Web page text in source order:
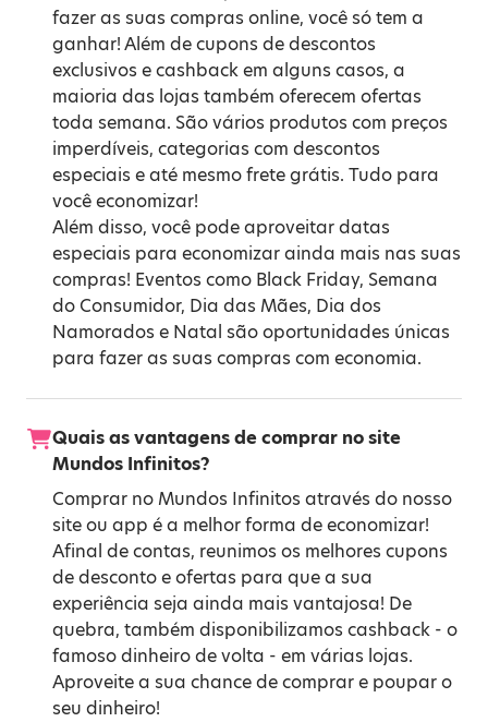
fazer as suas compras online, você só tem a
ganhar! Além de cupons de descontos
exclusivos e cashback em alguns casos, a
maioria das lojas também oferecem ofertas
toda semana. São vários produtos com preços
imperdíveis, categorias com descontos
especiais e até mesmo frete grátis. Tudo para
você economizar!
Além disso, você pode aproveitar datas
especiais para economizar ainda mais nas suas
compras! Eventos como Black Friday, Semana
do Consumidor, Dia das Mães, Dia dos
Namorados e Natal são oportunidades únicas
para fazer as suas compras com economia.
Quais as vantagens de comprar no site
Mundos Infinitos?
Comprar no Mundos Infinitos através do nosso
site ou app é a melhor forma de economizar!
Afinal de contas, reunimos os melhores cupons
de desconto e ofertas para que a sua
experiência seja ainda mais vantajosa! De
quebra, também disponibilizamos cashback - o
famoso dinheiro de volta - em várias lojas.
Aproveite a sua chance de comprar e poupar o
seu dinheiro!